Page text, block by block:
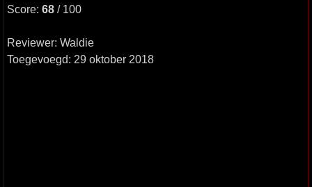
Score: 68 / 100
Reviewer: Waldie
Toegevoegd: 29 oktober 2018